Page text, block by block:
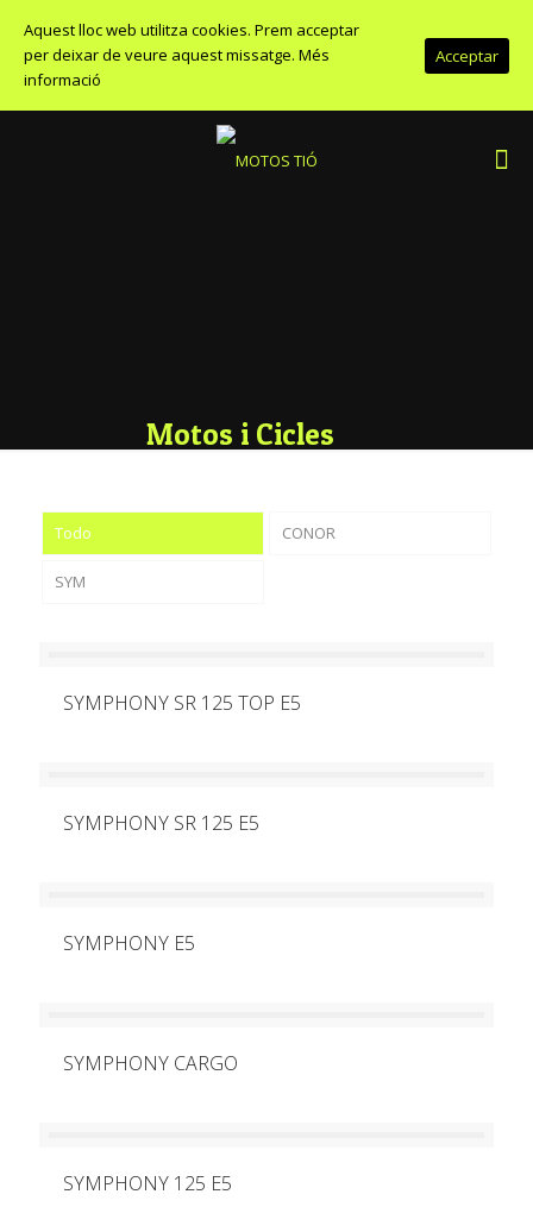
Motos i Cicles
Todo CONOR
SYM
SYMPHONY SR 125 TOP E5
SYMPHONY SR 125 E5
SYMPHONY E5
SYMPHONY CARGO
SYMPHONY 125 E5
Aquest lloc web utilitza cookies. Prem acceptar
per deixar de veure aquest missatge. Més
informació
Acceptar